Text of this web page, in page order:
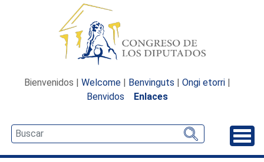
Bienvenidos | Welcome | Benvinguts | Ongi etorri |
Benvidos
Enlaces